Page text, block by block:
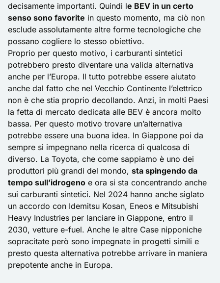
decisamente importanti. Quindi le BEV in un certo
senso sono favorite in questo momento, ma ciò non
esclude assolutamente altre forme tecnologiche che
possano cogliere lo stesso obiettivo.
Proprio per questo motivo, i carburanti sintetici
potrebbero presto diventare una valida alternativa
anche per l’Europa. Il tutto potrebbe essere aiutato
anche dal fatto che nel Vecchio Continente l’elettrico
non è che stia proprio decollando. Anzi, in molti Paesi
la fetta di mercato dedicata alle BEV è ancora molto
bassa. Per questo motivo trovare un’alternativa
potrebbe essere una buona idea. In Giappone poi da
sempre si impegnano nella ricerca di qualcosa di
diverso. La Toyota, che come sappiamo è uno dei
produttori più grandi del mondo, sta spingendo da
tempo sull’idrogeno e ora si sta concentrando anche
sui carburanti sintetici. Nel 2024 hanno anche siglato
un accordo con Idemitsu Kosan, Eneos e Mitsubishi
Heavy Industries per lanciare in Giappone, entro il
2030, vetture e-fuel. Anche le altre Case nipponiche
sopracitate però sono impegnate in progetti simili e
presto questa alternativa potrebbe arrivare in maniera
prepotente anche in Europa.